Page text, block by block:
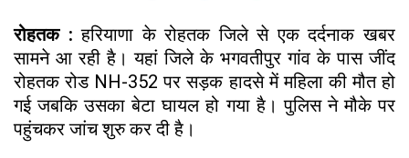
रोहतक : हरियाणा के रोहतक जिले से एक दर्दनाक खबर
सामने आ रही है। यहां जिले के भगवतीपुर गांव के पास जींद
रोहतक रोड NH-352 पर सड़क हादसे में महिला की मौत हो
गई जबकि उसका बेटा घायल हो गया है। पुलिस ने मौके पर
पहुंचकर जांच शुरु कर दी है।